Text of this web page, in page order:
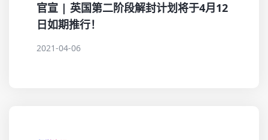
官宣 | 英国第二阶段解封计划将于4月12
日如期推行！
2021-04-06